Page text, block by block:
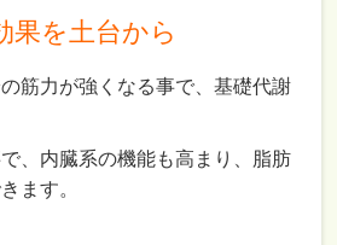
果を土台から
筋力が強くなる事で、基礎代謝
、内臓系の機能も高まり、脂肪
ます。